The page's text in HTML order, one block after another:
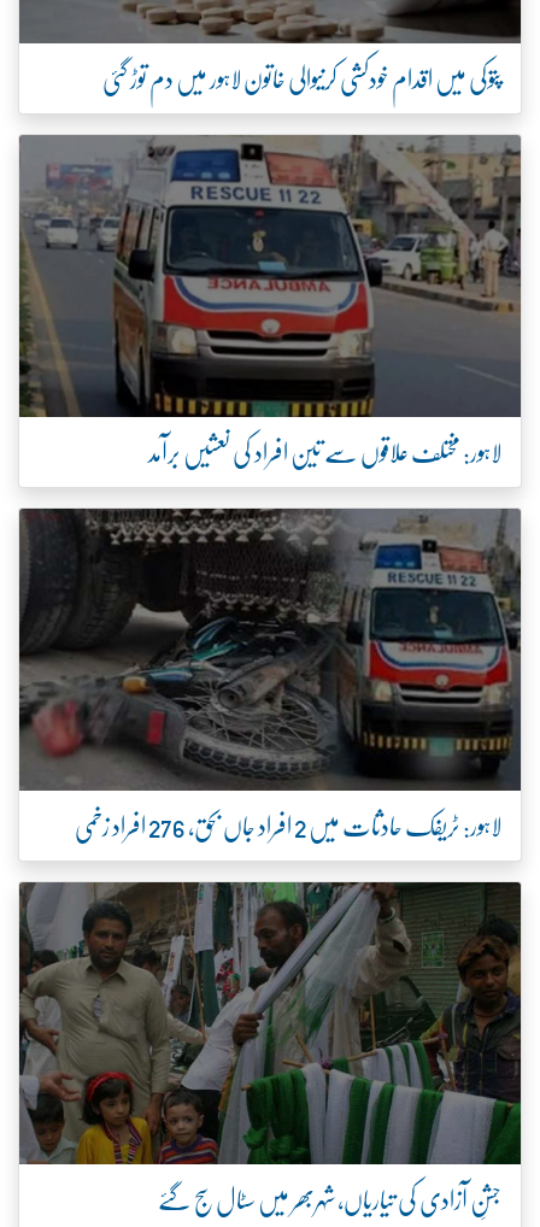
پتوکی میں اقدام خودکشی کرنیوالی خاتون لاہور میں دم توڑ گئی
لاہور: مختلف علاقوں سے تین افراد کی نعشیں برآمد
لاہور: ٹریفک حادثات میں 2 افراد جاں بحق، 276 افراد زخمی
جشنِ آزادی کی تیاریاں، شہربھر میں سٹال سج گئے